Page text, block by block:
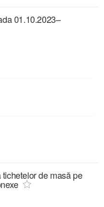
01.10.2023–
de masă pe